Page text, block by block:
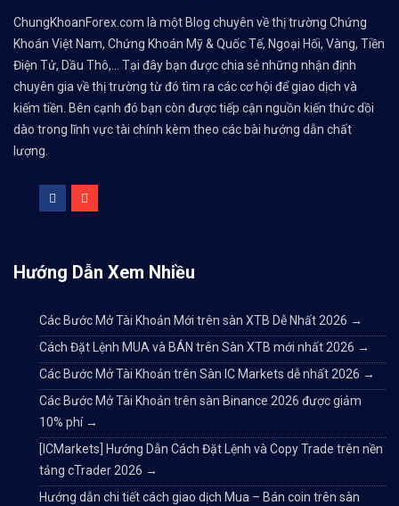
ChungKhoanForex.com là một Blog chuyên về thị trường Chứng
Khoán Việt Nam, Chứng Khoán Mỹ & Quốc Tế, Ngoại Hối, Vàng, Tiền
Điện Tử, Dầu Thô,... Tại đây bạn được chia sẻ những nhận định
chuyên gia về thị trường từ đó tìm ra các cơ hội để giao dịch và
kiếm tiền. Bên cạnh đó bạn còn được tiếp cận nguồn kiến thức dồi
dào trong lĩnh vực tài chính kèm theo các bài hướng dẫn chất
lượng.
Hướng Dẫn Xem Nhiều
Các Bước Mở Tài Khoản Mới trên sàn XTB Dễ Nhất 2026 →
Cách Đặt Lệnh MUA và BÁN trên Sàn XTB mới nhất 2026 →
Các Bước Mở Tài Khoản trên Sàn IC Markets dễ nhất 2026 →
Các Bước Mở Tài Khoản trên sàn Binance 2026 được giảm
10% phí →
[ICMarkets] Hướng Dẫn Cách Đặt Lệnh và Copy Trade trên nền
tảng cTrader 2026 →
Hướng dẫn chi tiết cách giao dịch Mua – Bán coin trên sàn